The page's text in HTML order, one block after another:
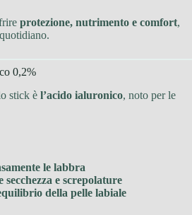
protezione, nutrimento e comfort,
0,2%
stick è l’acido ialuronico, noto per le
le labbra
e screpolature
della pelle labiale